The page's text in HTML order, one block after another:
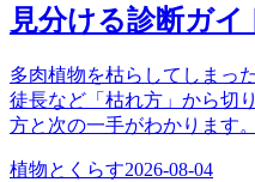
見分ける診断ガイ
多肉植物を枯らしてしまっ
徒長など「枯れ方」から切
方と次の一手がわかります。
植物とくらす2026-08-04